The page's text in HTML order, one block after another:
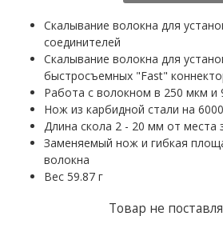
Скалывание волокна для
соединителей
Скалывание волокна для
быстросъемных "Fast"
Работа с волокном в 250 мкм и
Нож из карбидной стали на
Длина скола 2 - 20 мм от места
Заменяемый нож и гибкая
волокна
Вес 59.87 г
Товар не